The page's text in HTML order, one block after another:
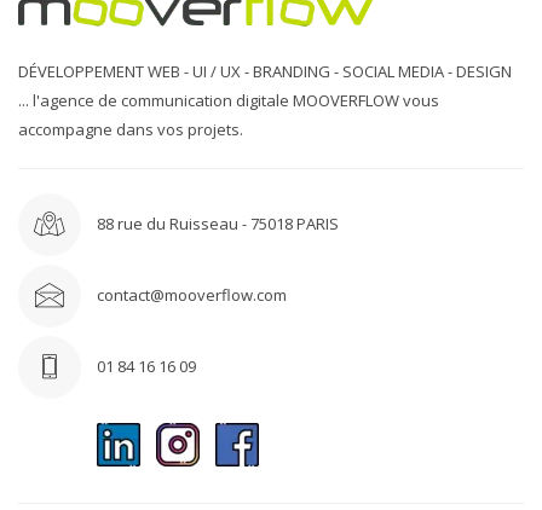
DÉVELOPPEMENT WEB - UI / UX - BRANDING - SOCIAL MEDIA - DESIGN
... l'agence de communication digitale MOOVERFLOW vous
accompagne dans vos projets.
88 rue du Ruisseau - 75018 PARIS
contact@mooverflow.com
01 84 16 16 09